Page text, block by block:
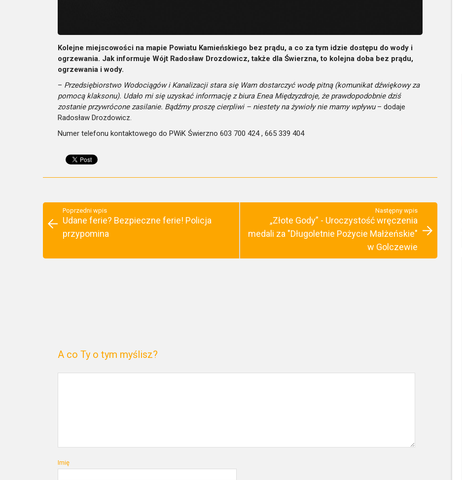
Kolejne miejscowości na mapie Powiatu Kamieńskiego bez prądu, a co za tym idzie dostępu do wody i
ogrzewania. Jak informuje Wójt Radosław Drozdowicz, także dla Świerzna, to kolejna doba bez prądu,
ogrzewania i wody.
– Przedsiębiorstwo Wodociągów i Kanalizacji stara się Wam dostarczyć wodę pitną (komunikat dźwiękowy za
pomocą klaksonu). Udało mi się uzyskać informację z biura Enea Międzyzdroje, że prawdopodobnie dziś
zostanie przywrócone zasilanie. Bądźmy proszę cierpliwi – niestety na żywioły nie mamy wpływu– dodaje
Radosław Drozdowicz.
Numer telefonu kontaktowego do PWiK Świerzno 603 700 424 , 665 339 404
Poprzedni wpis
Udane ferie? Bezpieczne ferie! Policja
przypomina
Następny wpis
„Złote Gody” - Uroczystość wręczenia
medali za "Długoletnie Pożycie Małżeńskie"
w Golczewie
A co Ty o tym myślisz?
Imię